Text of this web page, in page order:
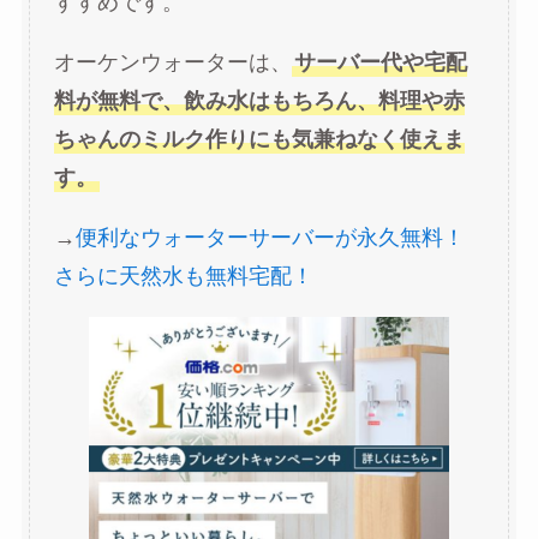
オーケンウォーターは、 サーバー代や宅配
料が無料で、飲み水はもちろん、料理や赤
ちゃんのミルク作りにも気兼ねなく使えま
す。
→便利なウォーターサーバーが永久無料！
さらに天然水も無料宅配！